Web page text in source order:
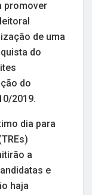
promover
de uma
do
do
2019.
dia para
a
e
haja